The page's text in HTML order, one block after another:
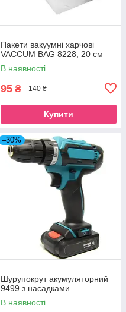
Пакети вакуумні харчові
VACCUM BAG 8228, 20 см
В наявності
95 ₴ 140 ₴
Купити
–30%
Шурупокрут акумуляторний
9499 з насадками
В наявності